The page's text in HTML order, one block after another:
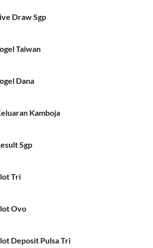
Draw Sgp
Taiwan
Dana
Kamboja
Sgp
Tri
Ovo
Deposit Pulsa Tri